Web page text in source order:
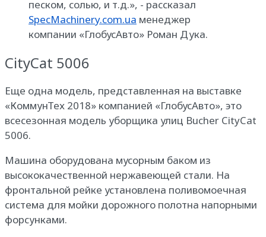
песком, солью, и т.д.», - рассказал
SpecMachinery.com.ua менеджер
компании «ГлобусАвто» Роман Дука.
CityCat 5006
Еще одна модель, представленная на выставке
«КоммунТех 2018» компанией «ГлобусАвто», это
всесезонная модель уборщика улиц Bucher CityCat
5006.
Машина оборудована мусорным баком из
высококачественной нержавеющей стали. На
фронтальной рейке установлена поливомоечная
система для мойки дорожного полотна напорными
форсунками.